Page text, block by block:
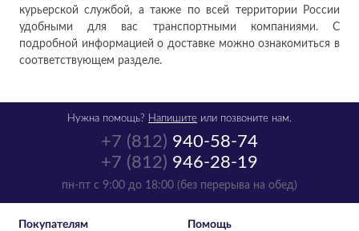
курьерской службой, а также по всей территории России
удобными для вас транспортными компаниями. С
подробной информацией о доставке можно ознакомиться в
соответствующем разделе.
+7 (812) 940-58-74
+7 (812) 946-28-19
пн-пт с 9:00 до 18:00 (без перерыва на обед)
Нужна помощь? Напишите или позвоните нам.
Покупателям Помощь